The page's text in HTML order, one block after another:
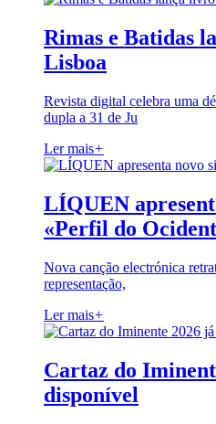
Rimas e Batidas
Lisboa
Revista digital celebra uma
dupla a 31 de Ju
Ler mais+
LÍQUEN
«Perfil do
Nova canção electrónica
representação,
Ler mais+
Cartaz do
disponível